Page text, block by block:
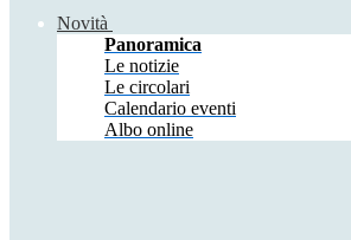
Novità
Panoramica
Le notizie
Le circolari
Calendario eventi
Albo online